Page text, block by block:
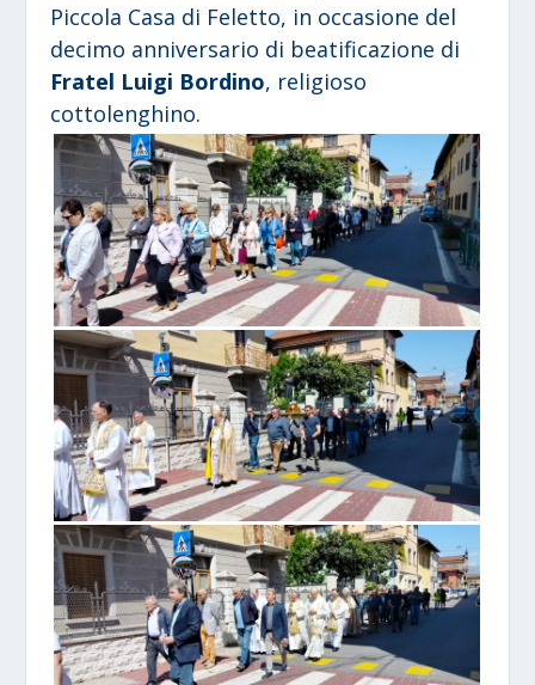
Piccola Casa di Feletto, in occasione del
decimo anniversario di beatificazione di
Fratel Luigi Bordino, religioso
cottolenghino.